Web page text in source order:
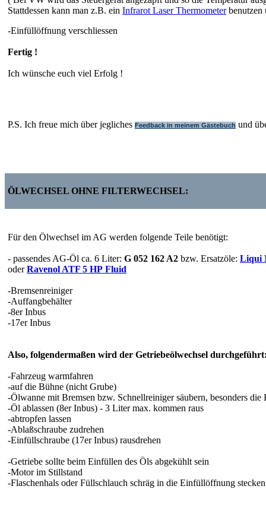
Stattdessen kann man z.B. ein Infrarot Laser Thermometerbenutzen
-Einfüllöffnung verschliessen
Fertig !
Ich wünsche euch viel Erfolg !
P.S. Ich freue mich über jegliches Feedback in meinem Gästebuch und
ÖLWECHSEL OHNE FILTERWECHSEL:
Für den Ölwechsel im AG werden folgende Teile benötigt:
- passendes AG-Öl ca. 6 Liter: G 052 162 A2 bzw. Ersatzöle: Liqui
oderRavenol ATF 5 HP Fluid
-Bremsenreiniger
-Auffangbehälter
-8er Inbus
-17er Inbus
Also, folgendermaßen wird der Getriebeölwechsel
-Fahrzeug warmfahren
-auf die Bühne (nicht Grube)
-Ölwanne mit Bremsen bzw. Schnellreiniger säubern, besonders
-Öl ablassen (8er Inbus) - 3 Liter max. kommen raus
-abtropfen lassen
-Ablaßschraube zudrehen
-Einfüllschraube (17er Inbus) rausdrehen
-Getriebe sollte beim Einfüllen des Öls abgekühlt sein
-Motor im Stillstand
-Flaschenhals oder Füllschlauch schräg in die Einfüllöffnung